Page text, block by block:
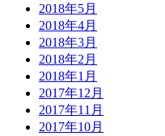
2018年5月
2018年4月
2018年3月
2018年2月
2018年1月
2017年12月
2017年11月
2017年10月